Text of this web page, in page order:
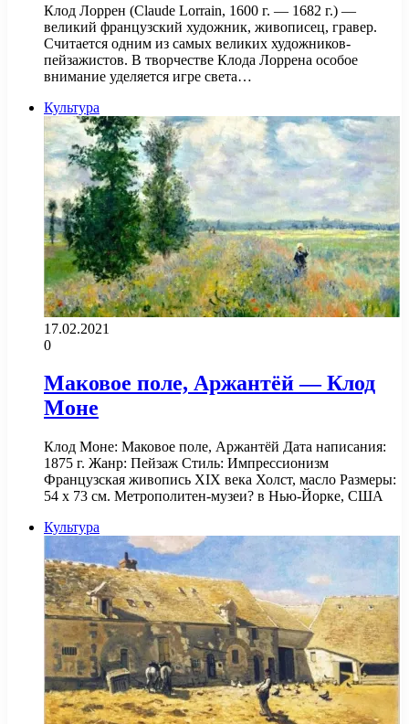
Клод Лоррен (Claude Lorrain, 1600 г. — 1682 г.) —
великий французский художник, живописец, гравер.
Считается одним из самых великих художников-
пейзажистов. В творчестве Клода Лоррена особое
внимание уделяется игре света…
Культура
17.02.2021
0
Маковое поле, Аржантёй — Клод
Моне
Клод Моне: Маковое поле, Аржантёй Дата написания:
1875 г. Жанр: Пейзаж Стиль: Импрессионизм
Французская живопись XIX века Холст, масло Размеры:
54 х 73 см. Метрополитен-музеи? в Нью-Йорке, США
Культура